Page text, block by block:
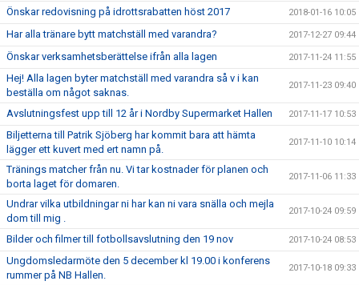
Önskar redovisning på idrottsrabatten höst 2017 2018-01-16 10:05
Har alla tränare bytt matchställ med varandra? 2017-12-27 09:44
Önskar verksamhetsberättelse ifrån alla lagen 2017-11-24 11:55
Hej! Alla lagen byter matchställ med varandra så v i kan
beställa om något saknas.
2017-11-23 09:40
Avslutningsfest upp till 12 år i Nordby Supermarket Hallen 2017-11-17 10:53
Biljetterna till Patrik Sjöberg har kommit bara att hämta
lägger ett kuvert med ert namn på.
2017-11-10 10:14
Tränings matcher från nu. Vi tar kostnader för planen och
borta laget för domaren.
2017-11-06 11:33
Undrar vilka utbildningar ni har kan ni vara snälla och mejla
dom till mig .
2017-10-24 09:59
Bilder och filmer till fotbollsavslutning den 19 nov 2017-10-24 08:53
Ungdomsledarmöte den 5 december kl 19.00 i konferens
rummer på NB Hallen.
2017-10-18 09:33